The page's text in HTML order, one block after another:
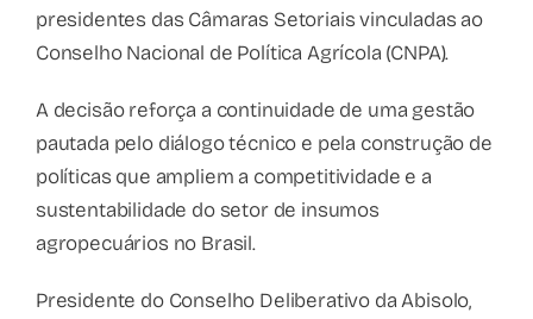
presidentes das Câmaras Setoriais vinculadas ao
Conselho Nacional de Política Agrícola (CNPA).
A decisão reforça a continuidade de uma gestão
pautada pelo diálogo técnico e pela construção de
políticas que ampliem a competitividade e a
sustentabilidade do setor de insumos
agropecuários no Brasil.
Presidente do Conselho Deliberativo da Abisolo,